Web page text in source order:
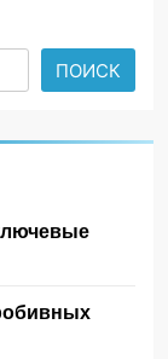
ПОИСК